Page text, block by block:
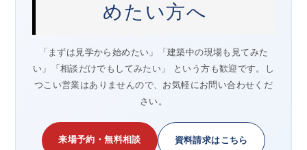
めたい方へ
「まずは見学から始めたい」「建築中の現場も見てみた
い」「相談だけでもしてみたい」 という方も歓迎です。し
つこい営業はありませんので、お気軽にお問い合わせくだ
さい。
来場予約・無料相談 資料請求はこちら